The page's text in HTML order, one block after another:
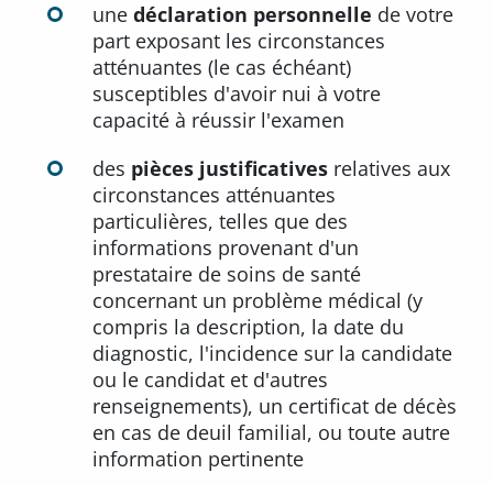
une déclaration personnelle de votre
part exposant les circonstances
atténuantes (le cas échéant)
susceptibles d'avoir nui à votre
capacité à réussir l'examen
des pièces justificatives relatives aux
circonstances atténuantes
particulières, telles que des
informations provenant d'un
prestataire de soins de santé
concernant un problème médical (y
compris la description, la date du
diagnostic, l'incidence sur la candidate
ou le candidat et d'autres
renseignements), un certificat de décès
en cas de deuil familial, ou toute autre
information pertinente